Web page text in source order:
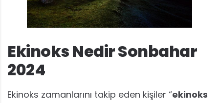
Ekinoks Nedir Sonbahar
2024
Ekinoks zamanlarını takip eden kişiler “ekinoks